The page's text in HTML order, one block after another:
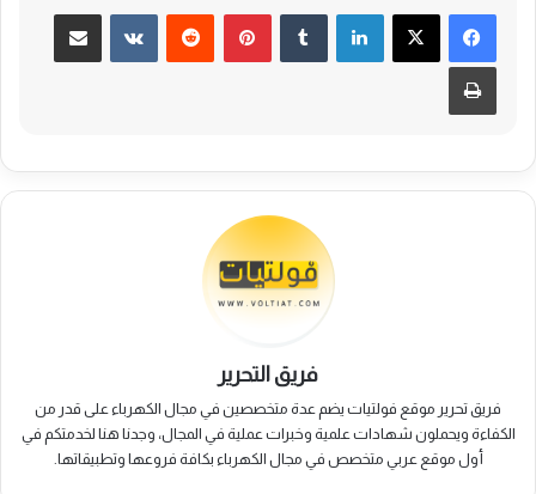
لينكدإن بينتيريست مشاركة عبر البريد
طباعة
فريق التحرير
فريق تحرير موقع فولتيات يضم عدة متخصصين في مجال الكهرباء على قدر من
الكفاءة ويحملون شهادات علمية وخبرات عملية في المجال، وجدنا هنا لخدمتكم في
أول موقع عربي متخصص في مجال الكهرباء بكافة فروعها وتطبيقاتها.